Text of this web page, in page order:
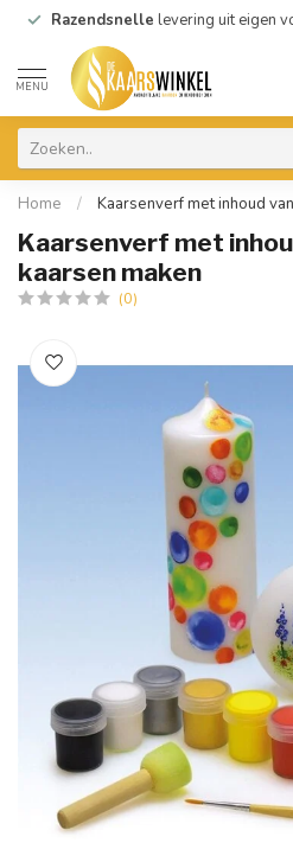
Razendsnelle levering uit eigen
MENU
Home / Kaarsenverf met inhoud
Kaarsenverf met
kaarsen maken
(0)